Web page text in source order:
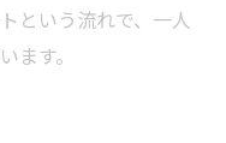
という流れで、一人
ます。